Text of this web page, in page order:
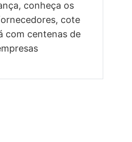
conheça os
cote
com centenas de